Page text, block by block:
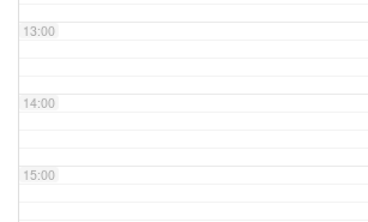
13:00
14:00
15:00